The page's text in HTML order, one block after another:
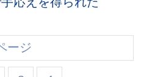
ージ